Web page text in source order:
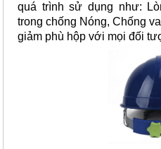
quá trình sử dụng như:
trong chống Nóng, Chống
giảm phù hộp với mọi đối